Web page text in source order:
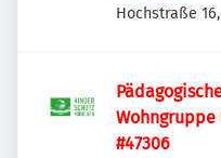
Hochstraße
Wohngruppe
#47306